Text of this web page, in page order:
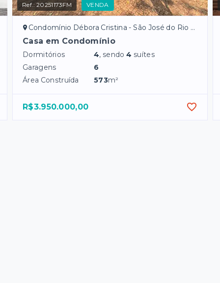
Ref.:20251173FM VENDA
Condomínio Débora Cristina - São José do Rio Preto/SP
Casa em Condomínio
Dormitórios 4, sendo4 suítes
Garagens
6
Área Construída
573m²
R$3.950.000,00